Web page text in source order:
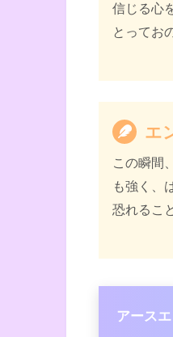
出版社
信じる心
とってお
エ
この瞬間
も強く、
恐れるこ
アース